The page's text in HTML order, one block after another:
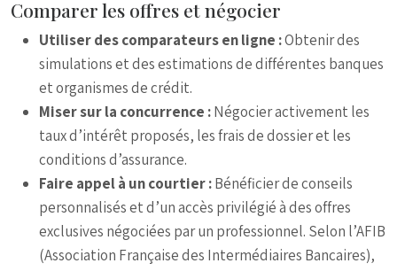
Comparer les offres et négocier
Utiliser des comparateurs en ligne :Obtenir des
simulations et des estimations de différentes banques
et organismes de crédit.
Miser sur la concurrence :Négocier activement les
taux d’intérêt proposés, les frais de dossier et les
conditions d’assurance.
Faire appel à un courtier :Bénéficier de conseils
personnalisés et d’un accès privilégié à des offres
exclusives négociées par un professionnel. Selon l’AFIB
(Association Française des Intermédiaires Bancaires),